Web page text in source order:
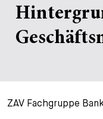
Corporate News
Briefing
Publication
À propos de nous
Carrières
ZAV Fachgruppe